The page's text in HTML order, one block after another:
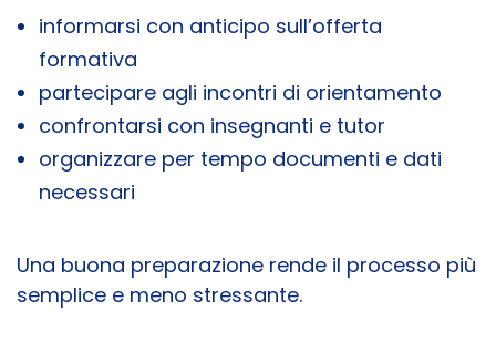
informarsi con anticipo sull’offerta
formativa
partecipare agli incontri di orientamento
confrontarsi con insegnanti e tutor
organizzare per tempo documenti e dati
necessari
Una buona preparazione rende il processo più
semplice e meno stressante.